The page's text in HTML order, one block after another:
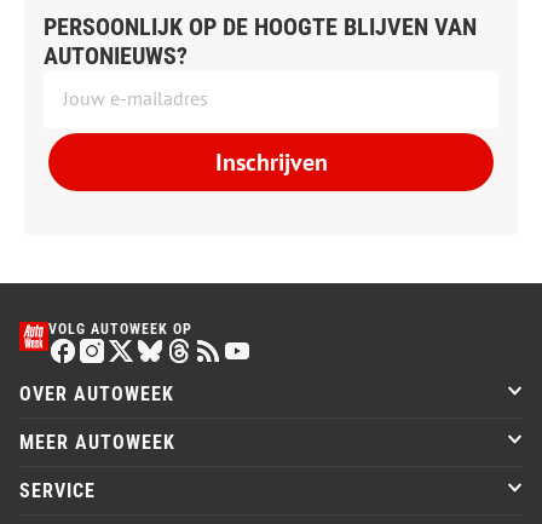
PERSOONLIJK OP DE HOOGTE BLIJVEN VAN
AUTONIEUWS?
Inschrijven
VOLG AUTOWEEK OP
OVER AUTOWEEK
MEER AUTOWEEK
SERVICE